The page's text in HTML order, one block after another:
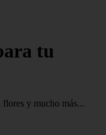
tu
y mucho más...